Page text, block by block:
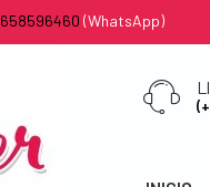
658596460 (WhatsApp)